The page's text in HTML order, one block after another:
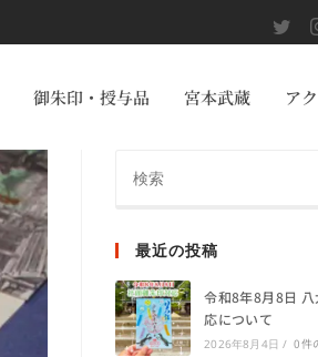
御朱印・授与品 宮本武蔵 ア
最近の投稿
令和8年8月8日
応について
2026年8月4日 / 0件